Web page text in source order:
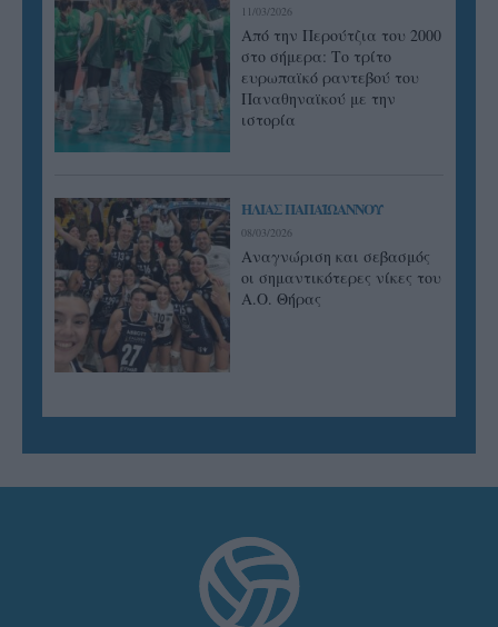
11/03/2026
Από την Περούτζια του 2000
στο σήμερα: Tο τρίτο
ευρωπαϊκό ραντεβού του
Παναθηναϊκού με την
ιστορία
ΗΛΙΑΣ ΠΑΠΑΪΩΑΝΝΟΥ
08/03/2026
Αναγνώριση και σεβασμός
οι σημαντικότερες νίκες του
Α.Ο. Θήρας